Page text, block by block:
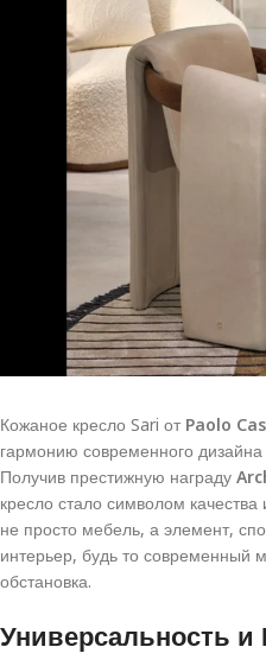
Кожаное кресло Sari от Paolo
гармонию современного
Получив престижную награду
кресло стало символом
не просто мебель, а элемент,
интерьер, будь то современный
обстановка.
Универсальность